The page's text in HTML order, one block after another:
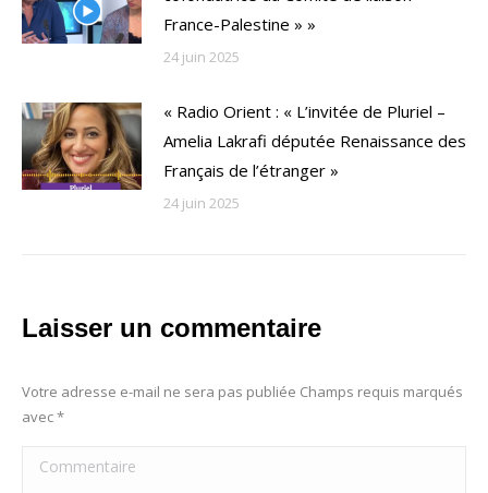
France-Palestine » »
24 juin 2025
« Radio Orient : « L’invitée de Pluriel –
Amelia Lakrafi députée Renaissance des
Français de l’étranger »
24 juin 2025
Laisser un commentaire
Votre adresse e-mail ne sera pas publiée Champs requis marqués
avec*
Commentaire